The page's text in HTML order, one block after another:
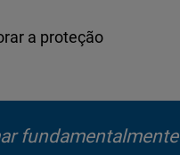
a proteção